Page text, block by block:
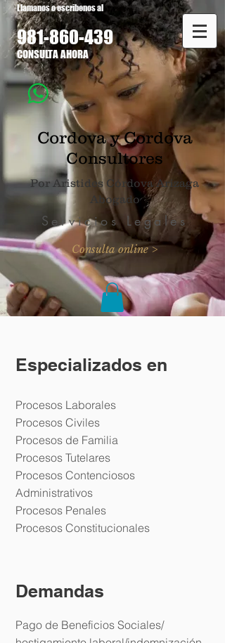
Llamanos o escribenos al
981-860-439
CONSULTA AHORA
Cordova y Cordova
Consultores
Por Aristides Córdova Arizaga
Abogado
Servicios Legales
Consulta online >
Especializados en
Procesos Laborales
Procesos Civiles
Procesos de Familia
Procesos Tutelares
Procesos Contenciosos
Administrativos
Procesos Penales
Procesos Constitucionales
Demandas
Pago de Beneficios Sociales/